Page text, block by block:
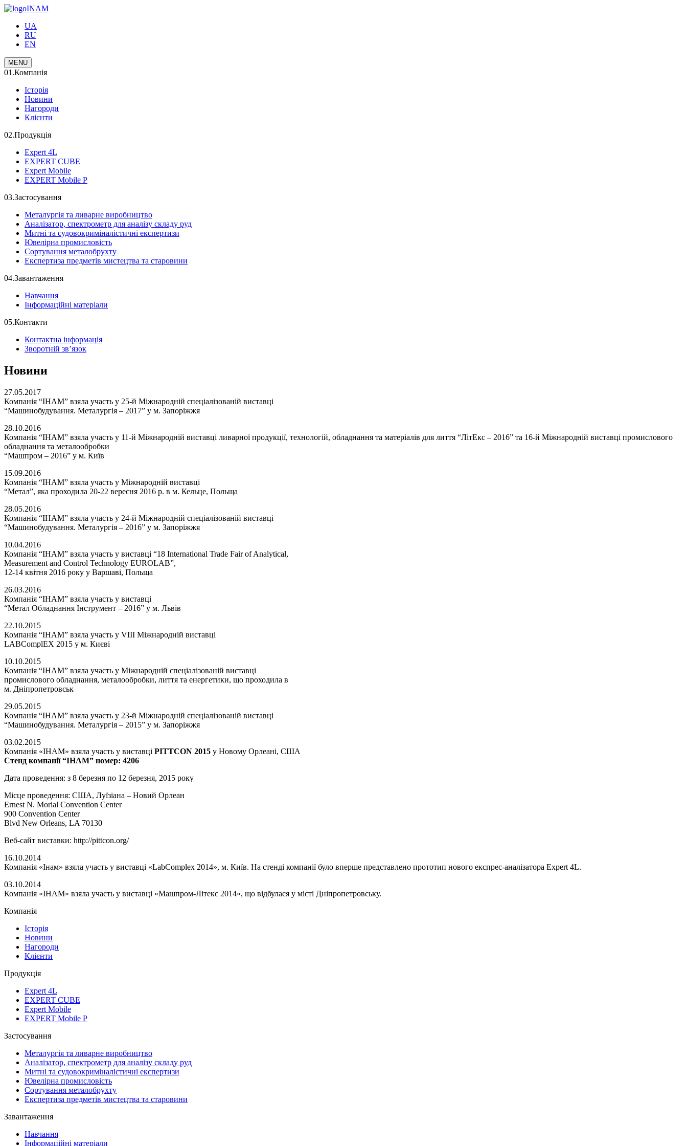
INAM
UA
RU
EN
MENU
01.Компанія
Історія
Новини
Нагороди
Клієнти
02.Продукція
Expert 4L
EXPERT CUBE
Expert Mobile
EXPERT Mobile P
03.Застосування
Металургія та ливарне виробництво
Аналізатор, спектрометр для аналізу складу руд
Митні та судовокриміналістичні експертизи
Ювелірна промисловість
Сортування металобрухту
Експертиза предметів мистецтва та старовини
04.Завантаження
Навчання
Інформаційні матеріали
05.Контакти
Контактна інформація
Зворотній зв’язок
Новини
27.05.2017
Компанія “ІНАМ” взяла участь у 25-й Міжнародній спеціалізованій виставці
“Машинобудування. Металургія – 2017” у м. Запоріжжя
28.10.2016
Компанія “ІНАМ” взяла участь у 11-й Міжнародній виставці ливарної продукції, технологій, обладнання та матеріалів для лиття “ЛітЕкс – 2016” та 16-й Міжнародній виставці промислового
обладнання та металообробки
“Машпром – 2016” у м. Київ
15.09.2016
Компанія “ІНАМ” взяла участь у Міжнародній виставці
“Метал”, яка проходила 20-22 вересня 2016 р. в м. Кельце, Польща
28.05.2016
Компанія “ІНАМ” взяла участь у 24-й Міжнародній спеціалізованій виставці
“Машинобудування. Металургія – 2016” у м. Запоріжжя
10.04.2016
Компанія “ІНАМ” взяла участь у виставці “18 International Trade Fair of Analytical,
Measurement and Control Technology EUROLAB”,
12-14 квітня 2016 року у Варшаві, Польща
26.03.2016
Компанія “ІНАМ” взяла участь у виставці
“Метал Обладнання Інструмент – 2016” у м. Львів
22.10.2015
Компанія “ІНАМ” взяла участь у VIII Міжнародній виставці
LABComplEX 2015 у м. Києві
10.10.2015
Компанія “ІНАМ” взяла участь у Міжнародній спеціалізованій виставці
промислового обладнання, металообробки, лиття та енергетики, що проходила в
м. Дніпропетровськ
29.05.2015
Компанія “ІНАМ” взяла участь у 23-й Міжнародній спеціалізованій виставці
“Машинобудування. Металургія – 2015” у м. Запоріжжя
03.02.2015
Компанія «ІНАМ» взяла участь у виставці PITTCON 2015 у Новому Орлеані, США
Стенд компанії “ІНАМ” номер: 4206
Дата проведення: з 8 березня по 12 березня, 2015 року
Місце проведення: США, Луїзіана – Новий Орлеан
Ernest N. Morial Convention Center
900 Convention Center
Blvd New Orleans, LA 70130
Веб-сайт виставки: http://pittcon.org/
16.10.2014
Компанія «Інам» взяла участь у виставці «LabComplex 2014», м. Київ. На стенді компанії було вперше представлено прототип нового експрес-аналізатора Expert 4L.
03.10.2014
Компанія «ІНАМ» взяла участь у виставці «Машпром-Літекс 2014», що відбулася у місті Дніпропетровську.
Компанія
Історія
Новини
Нагороди
Клієнти
Продукція
Expert 4L
EXPERT CUBE
Expert Mobile
EXPERT Mobile P
Застосування
Металургія та ливарне виробництво
Аналізатор, спектрометр для аналізу складу руд
Митні та судовокриміналістичні експертизи
Ювелірна промисловість
Сортування металобрухту
Експертиза предметів мистецтва та старовини
Завантаження
Навчання
Інформаційні матеріали